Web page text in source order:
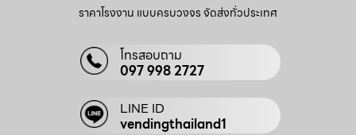
ราคาโรงงาน แบบครบวงจร จัดส่งทั่วประเทศ
โทรสอบถาม
097 998 2727
LINE ID
vendingthailand1